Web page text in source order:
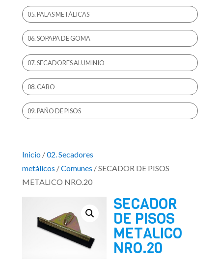
Inicio/02. Secadores
metálicos /Comunes / SECADOR DE PISOS
METALICO NRO.20
SECADOR
DE PISOS
METALICO
NRO.20
05. PALAS METÁLICAS
06. SOPAPA DE GOMA
07. SECADORES ALUMINIO
08. CABO
09. PAÑO DE PISOS